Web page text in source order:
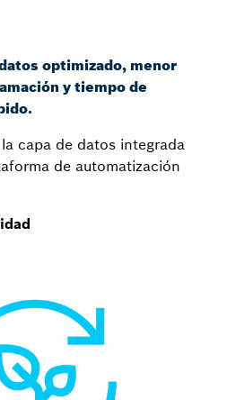
optimizado, menor
y tiempo de
capa de datos integrada
de automatización